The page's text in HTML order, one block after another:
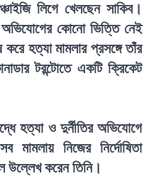
লিগে খেলছেন সাকিব।
কোনো ভিত্তি নেই
হত্যা মামলার প্রসঙ্গে তাঁর
টরন্টোতে একটি ক্রিকেট
হত্যা ও দুর্নীতির অভিযোগে
নিজের নির্দোষিতা
উল্লেখ করেন তিনি।